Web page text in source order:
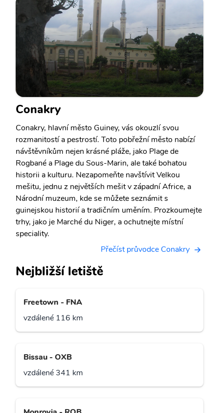
Conakry
Conakry, hlavní město Guiney, vás okouzlí svou
rozmanitostí a pestrostí. Toto pobřežní město nabízí
návštěvníkům nejen krásné pláže, jako Plage de
Rogbané a Plage du Sous-Marin, ale také bohatou
historii a kulturu. Nezapomeňte navštívit Velkou
mešitu, jednu z největších mešit v západní Africe, a
Národní muzeum, kde se můžete seznámit s
guinejskou historií a tradičním uměním. Prozkoumejte
trhy, jako je Marché du Niger, a ochutnejte místní
speciality.
Přečíst průvodce Conakry
Nejbližší letiště
Freetown - FNA
vzdálené 116 km
Bissau - OXB
vzdálené 341 km